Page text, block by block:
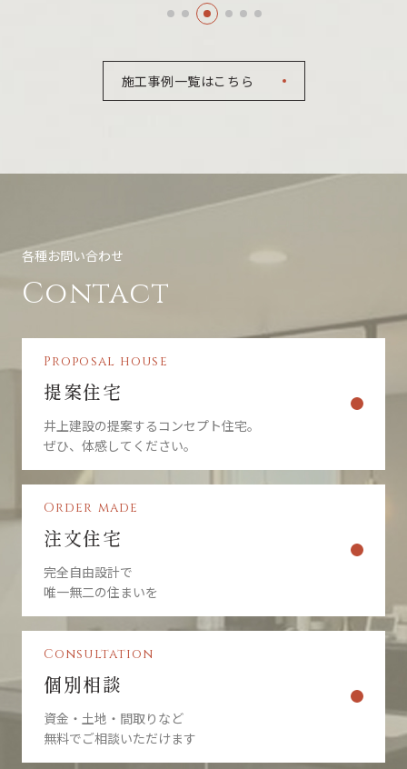
施工事例一覧はこちら
各種お問い合わせ
Contact
Proposal house
提案住宅
井上建設の提案するコンセプト住宅。
ぜひ、体感してください。
Order made
注文住宅
完全自由設計で
唯一無二の住まいを
Consultation
個別相談
資金・土地・間取りなど
無料でご相談いただけます